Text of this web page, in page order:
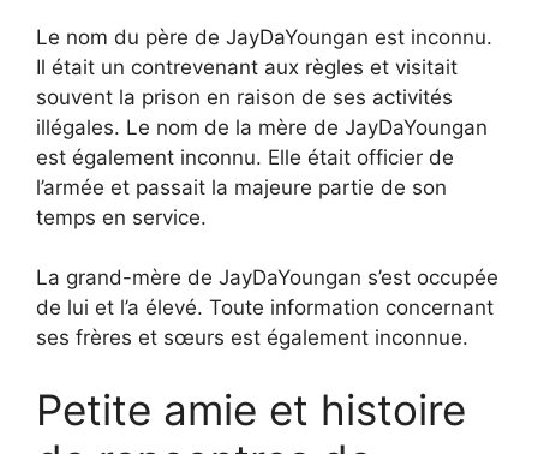
Le nom du père de JayDaYoungan est inconnu.
Il était un contrevenant aux règles et visitait
souvent la prison en raison de ses activités
illégales. Le nom de la mère de JayDaYoungan
est également inconnu. Elle était officier de
l’armée et passait la majeure partie de son
temps en service.
La grand-mère de JayDaYoungan s’est occupée
de lui et l’a élevé. Toute information concernant
ses frères et sœurs est également inconnue.
Petite amie et histoire